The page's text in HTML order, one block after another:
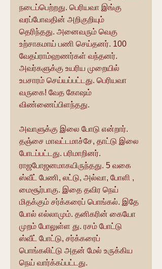
நடைப்பெற்றது. பெரியவா இங்கு
வரப்போவதின் அறிகுறியும்
தெரிந்தது. அனைவரும் வெகு
உற்சாகமாய் பணி செய்தனர். 100
வேதப்ராம்ஹணர்கள் வந்தனர்.
அவர்களுக்கு உயரிய முறையில்
உபசாரம் செய்யப்பட்டது. பெரியவா
வருகை! வேத கோஷம்
விண்ணைப்பிளந்தது.
அவாளுக்கு இலை போடு என்றார்.
தஞ்சை மாவட்டமாச்சே, தாட்டு இலை
போடப்பட்டது. பரிமாறினர்.
ராஜபோஜனமாகயிருந்தது. 5 வகை
ஸ்வீட் பேணி, லட்டு, அல்வா, போளி ,
மைசூர்பாகு. இதை தவிர நெய்
மிதக்கும் சர்க்கரைப் பொங்கல். இதே
போல் எல்லாமும். தனிகரின் கையோ
முறம் போலுள்ள து. ரசம் போட்டு
ஸ்வீட் போட்டு, சர்க்கரைப்
பொங்கலிட்டு அதன் மேல் உருக்கிய
நெய் வார்க்கப்பட்டது.